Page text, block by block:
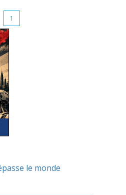
1
le monde